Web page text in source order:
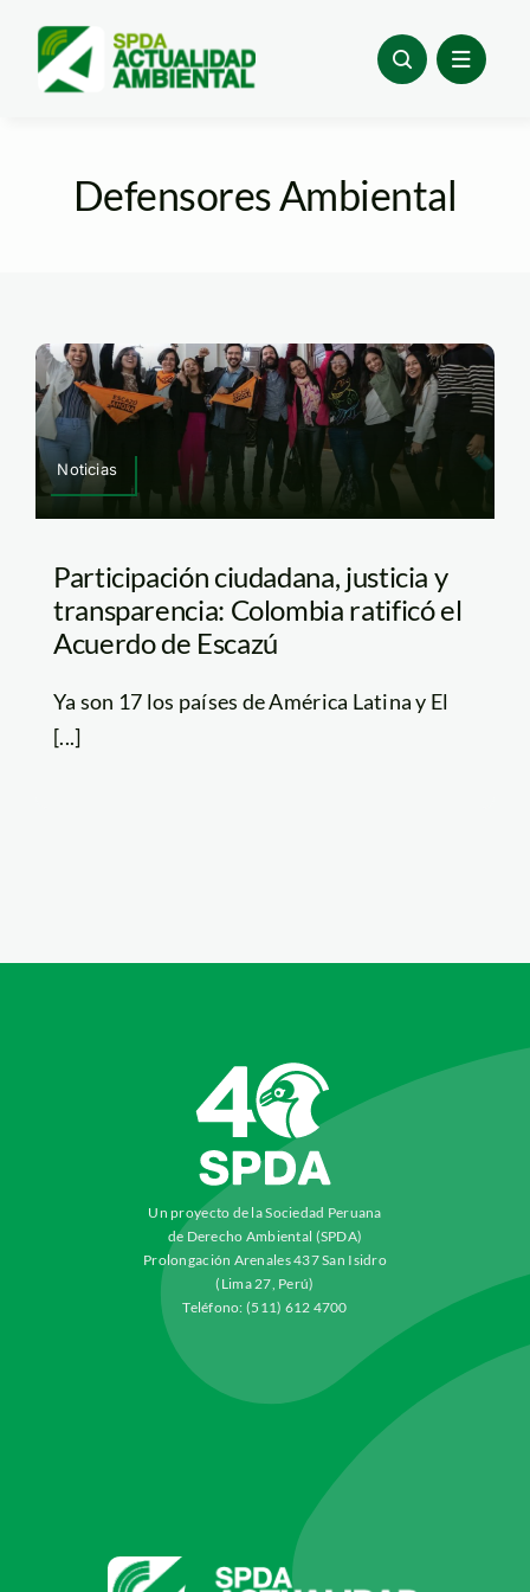
content
Defensores Ambiental
Noticias
Participación ciudadana, justicia y
transparencia: Colombia ratificó el
Acuerdo de Escazú
Ya son 17 los países de América Latina y El
[...]
Un proyecto de la Sociedad Peruana
de Derecho Ambiental (SPDA)
Prolongación Arenales 437 San Isidro
(Lima 27, Perú)
Teléfono: (511) 612 4700